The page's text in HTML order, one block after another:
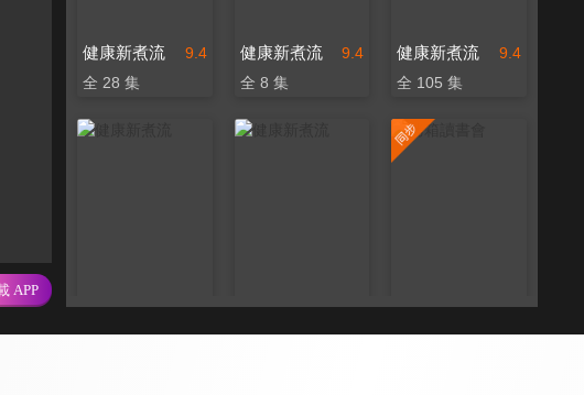
9.4
健康新煮流
全 28 集
9.4
健康新煮流
全 8 集
9.4
健康新煮流
全 105 集